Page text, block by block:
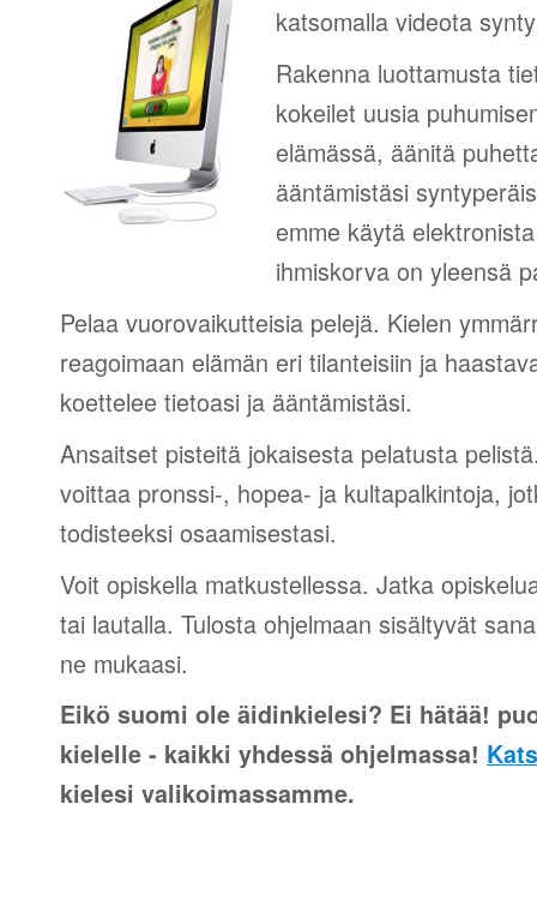
katsomalla videota
Rakenna luottamusta
kokeilet uusia
elämässä, äänitä
ääntämistäsi
emme käytä
ihmiskorva on yleensä
Pelaa vuorovaikutteisia pelejä. Kielen
reagoimaan elämän eri tilanteisiin ja
koettelee tietoasi ja ääntämistäsi.
Ansaitset pisteitä jokaisesta pelatusta
voittaa pronssi-, hopea- ja kultapalkintoja,
todisteeksi osaamisestasi.
Voit opiskella matkustellessa. Jatka
tai lautalla. Tulosta ohjelmaan sisältyvät
ne mukaasi.
Eikö suomi ole äidinkielesi? Ei hätää!
kielelle - kaikki yhdessä ohjelmassa!
kielesi valikoimassamme.